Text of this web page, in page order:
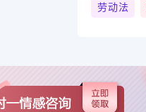
劳动法